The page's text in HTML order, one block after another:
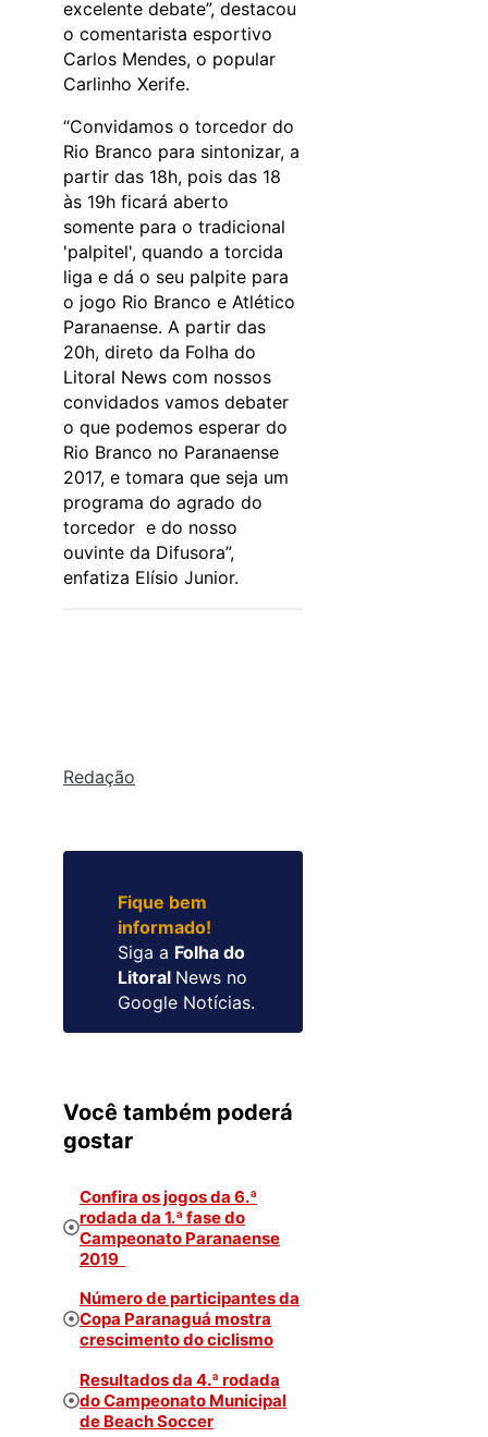
excelente debate”, destacou
o comentarista esportivo
Carlos Mendes, o popular
Carlinho Xerife.
“Convidamos o torcedor do
Rio Branco para sintonizar, a
partir das 18h, pois das 18
às 19h ficará aberto
somente para o tradicional
'palpitel', quando a torcida
liga e dá o seu palpite para
o jogo Rio Branco e Atlético
Paranaense. A partir das
20h, direto da Folha do
Litoral News com nossos
convidados vamos debater
o que podemos esperar do
Rio Branco no Paranaense
2017, e tomara que seja um
programa do agrado do
torcedor e do nosso
ouvinte da Difusora”,
enfatiza Elísio Junior.
Redação
Fique bem
informado!
Siga a Folha do
Litoral News no
Google Notícias.
Você também poderá
gostar
Confira os jogos da 6.ª
rodada da 1.ª fase do
Campeonato Paranaense
2019
Número de participantes da
Copa Paranaguá mostra
crescimento do ciclismo
Resultados da 4.ª rodada
do Campeonato Municipal
de Beach Soccer